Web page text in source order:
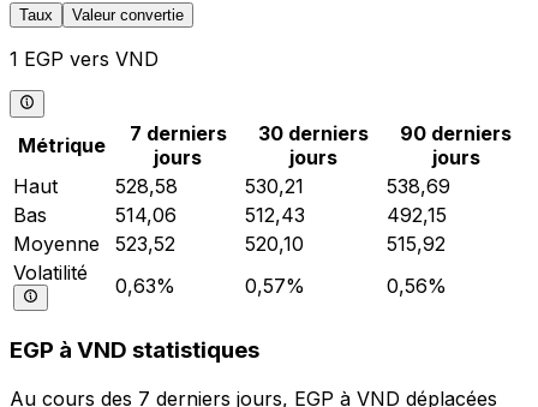
Taux Valeur convertie
1 EGP vers VND
Métrique
7 derniers
jours
30 derniers
jours
90 derniers
jours
Haut
528,58 530,21
538,69
Bas
514,06 512,43
492,15
Moyenne
523,52 520,10
515,92
Volatilité
0,63% 0,57% 0,56%
EGP à VND statistiques
Au cours des 7 derniers jours, EGP à VND déplacées